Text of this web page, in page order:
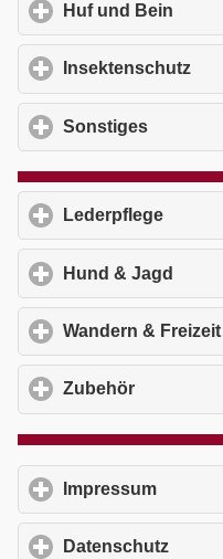
Huf und Bein
Insektenschutz
Sonstiges
Lederpflege
Hund & Jagd
Wandern & Freizeit
Zubehör
Impressum
Datenschutz